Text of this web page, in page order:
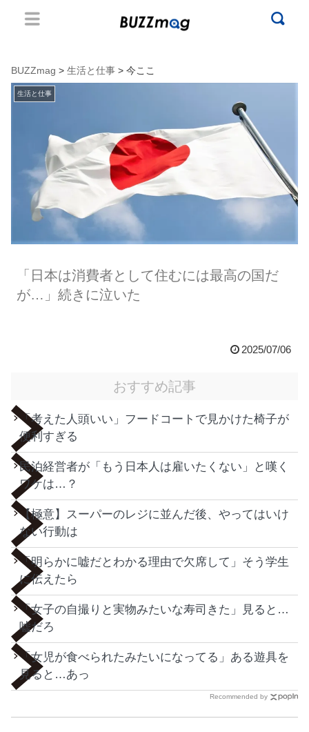
BUZZmag > 生活と仕事 > 今ここ
生活と仕事
「日本は消費者として住むには最高の国だ
が…」続きに泣いた
2025/07/06
おすすめ記事
「考えた人頭いい」フードコートで見かけた椅子が
便利すぎる
民泊経営者が「もう日本人は雇いたくない」と嘆く
ワケは…？
【極意】スーパーのレジに並んだ後、やってはいけ
ない行動は
「明らかに嘘だとわかる理由で欠席して」そう学生
に伝えたら
「女子の自撮りと実物みたいな寿司きた」見ると…
嘘だろ
「女児が食べられたみたいになってる」ある遊具を
見ると…あっ
Recommended by